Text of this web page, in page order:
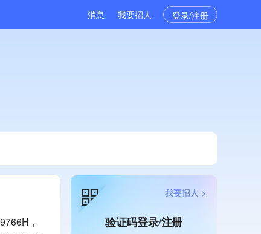
消息 我要招人 登录/注册
，
验证码登录/注册
我要招人 >